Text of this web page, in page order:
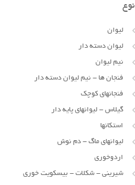
نوع
لیوان
لیوان دسته دار
نیم لیوان
فنجان ها - نیم لیوان دسته دار
فنجانهای کوچک
گیلاس - لیوانهای پایه دار
استکانها
لیوانهای ماگ - دم نوش
اردوخوری
شیرینی - شکلات - بیسکویت خوری